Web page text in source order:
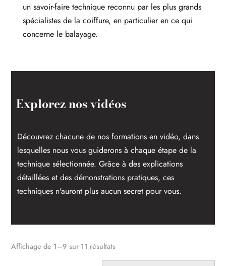
un savoir-faire technique reconnu par les plus grands
spécialistes de la coiffure, en particulier en ce qui
concerne le balayage.
Explorez nos vidéos
Découvrez chacune de nos formations en vidéo, dans
lesquelles nous vous guiderons à chaque étape de la
technique sélectionnée. Grâce à des explications
détaillées et des démonstrations pratiques, ces
techniques n'auront plus aucun secret pour vous.
Affichage de 1–9 sur 11 résultatsTrié
du